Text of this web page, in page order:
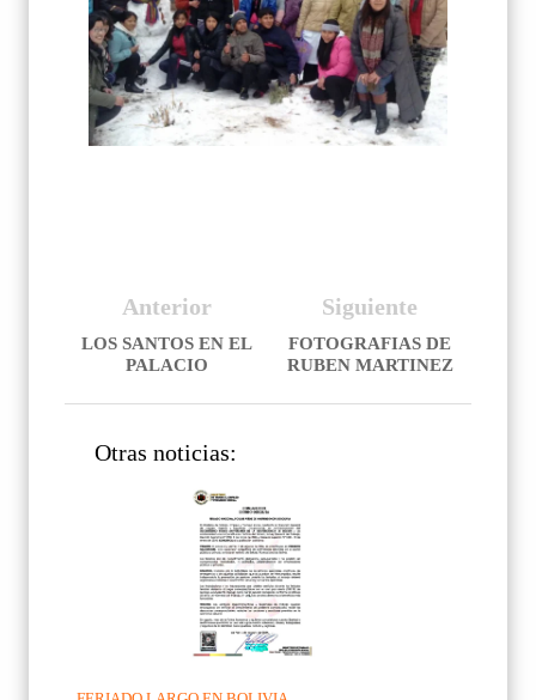
Siguiente
FOTOGRAFIAS DE
RUBEN MARTINEZ
Anterior
LOS SANTOS EN EL
PALACIO
Otras noticias: